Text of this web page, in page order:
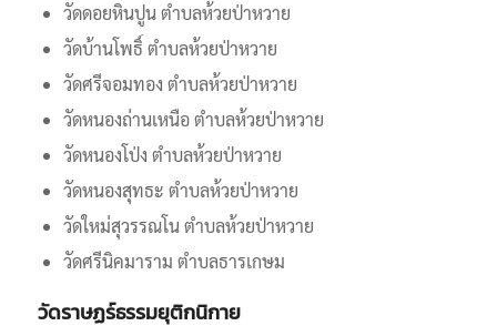
วัดดอยหินปูน ตำบลห้วยป่าหวาย
วัดบ้านโพธิ์ ตำบลห้วยป่าหวาย
วัดศรีจอมทอง ตำบลห้วยป่าหวาย
วัดหนองถ่านเหนือ ตำบลห้วยป่าหวาย
วัดหนองโป่ง ตำบลห้วยป่าหวาย
วัดหนองสุทธะ ตำบลห้วยป่าหวาย
วัดใหม่สุวรรณโน ตำบลห้วยป่าหวาย
วัดศรีนิคมาราม ตำบลธารเกษม
วัดราษฏร์ธรรมยุติกนิกาย